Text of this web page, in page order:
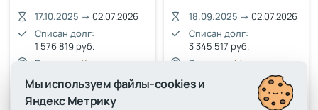
17.10.2025 → 02.07.2026
Списан долг:
1 576 819 руб.
Регион:
п. Курилово,
Дело в картотеке
18.09.2025 → 02.07.2026
Списан долг:
3 345 517 руб.
Регион:
г. Москва,
Мы используем файлы-cookies и
Яндекс Метрику